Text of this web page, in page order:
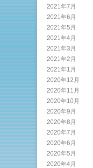
2021年7月
2021年6月
2021年5月
2021年4月
2021年3月
2021年2月
2021年1月
2020年12月
2020年11月
2020年10月
2020年9月
2020年8月
2020年7月
2020年6月
2020年5月
2020年4月